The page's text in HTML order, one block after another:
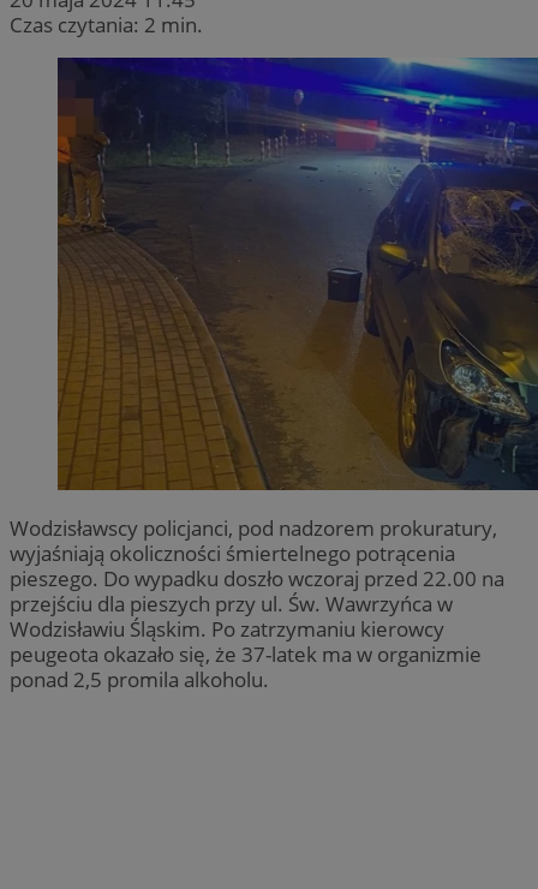
Czas czytania: 2 min.
Wodzisławscy policjanci, pod nadzorem prokuratury,
wyjaśniają okoliczności śmiertelnego potrącenia
pieszego. Do wypadku doszło wczoraj przed 22.00 na
przejściu dla pieszych przy ul. Św. Wawrzyńca w
Wodzisławiu Śląskim. Po zatrzymaniu kierowcy
peugeota okazało się, że 37-latek ma w organizmie
ponad 2,5 promila alkoholu.